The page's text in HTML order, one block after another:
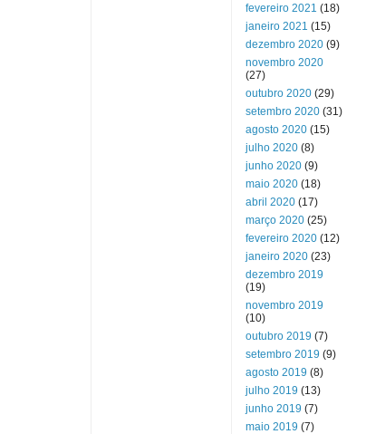
fevereiro 2021 (18)
janeiro 2021 (15)
dezembro 2020 (9)
novembro 2020
(27)
outubro 2020 (29)
setembro 2020 (31)
agosto 2020 (15)
julho 2020 (8)
junho 2020 (9)
maio 2020 (18)
abril 2020 (17)
março 2020 (25)
fevereiro 2020 (12)
janeiro 2020 (23)
dezembro 2019
(19)
novembro 2019
(10)
outubro 2019 (7)
setembro 2019 (9)
agosto 2019 (8)
julho 2019 (13)
junho 2019 (7)
maio 2019 (7)